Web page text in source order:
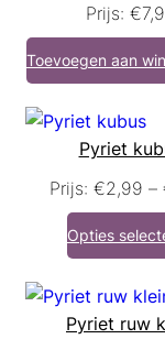
Prijs: €
Toevoegen aan
Pyriet
Prijs: €2,99 –
Opties
Pyriet ruw